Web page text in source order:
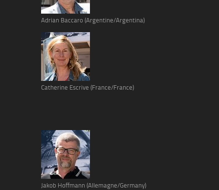
Adrian Baccaro (Argentine/Argentina)
Catherine Escrive (France/France)
Jakob Hoffmann (Allemagne/Germany)